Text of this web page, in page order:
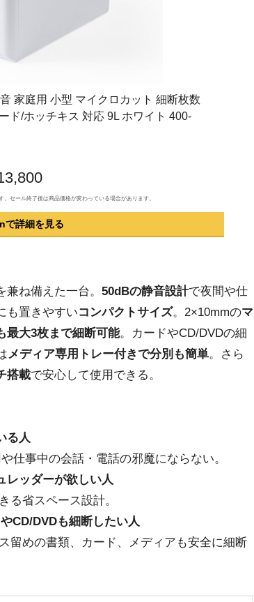
家庭用 小型 マイクロカット 細断枚数
ド/ホッチキス 対応 9L ホワイト 400-
セール終了後は商品価格が変わっている場合があります。
で詳細を見る
兼ね備えた一台。 50dBの静音設計で夜間や仕
も置きやすいコンパクトサイズ。2×10mmのマ
最大3枚まで細断可能。カードやCD/DVDの細
メディア専用トレー付きで分別も簡単。さら
搭載で安心して使用できる。
る人
事中の会話・電話の邪魔にならない。
レッダーが欲しい人
省スペース設計。
CD/DVDも細断したい人
めの書類、カード、メディアも安全に細断